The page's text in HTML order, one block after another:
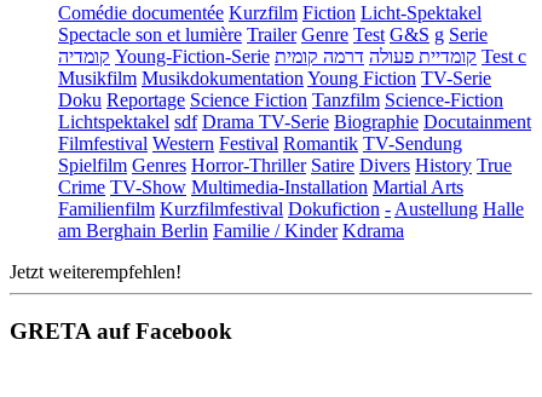
Comédie documentée Kurzfilm Fiction Licht-Spektakel
Spectacle son et lumière Trailer Genre Test G&S g Serie
קומדיה Young-Fiction-Serie קומדיית פעולה דרמה קומית
Test c
Musikfilm Musikdokumentation Young Fiction TV-Serie
Doku Reportage Science Fiction Tanzfilm Science-Fiction
Lichtspektakel sdf Drama TV-Serie Biographie Docutainment
Filmfestival Western Festival Romantik TV-Sendung
Spielfilm Genres Horror-Thriller Satire Divers History True
Crime TV-Show Multimedia-Installation Martial Arts
Familienfilm Kurzfilmfestival Dokufiction - Austellung Halle
am Berghain Berlin Familie / Kinder Kdrama
Jetzt weiterempfehlen!
GRETA auf Facebook